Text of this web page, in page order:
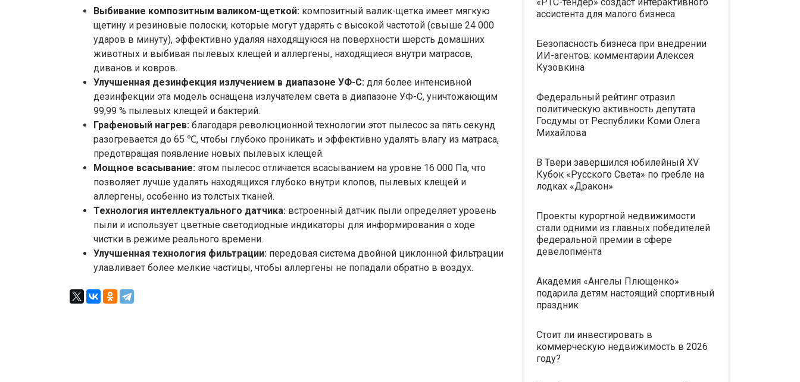
Выбивание композитным валиком-щеткой: композитный валик-щетка имеет мягкую
щетину и резиновые полоски, которые могут ударять с высокой частотой (свыше 24 000
ударов в минуту), эффективно удаляя находящуюся на поверхности шерсть домашних
животных и выбивая пылевых клещей и аллергены, находящиеся внутри матрасов,
диванов и ковров.
Улучшенная дезинфекция излучением в диапазоне УФ-С: для более интенсивной
дезинфекции эта модель оснащена излучателем света в диапазоне УФ-С, уничтожающим
99,99 % пылевых клещей и бактерий.
Графеновый нагрев: благодаря революционной технологии этот пылесос за пять секунд
разогревается до 65 ℃, чтобы глубоко проникать и эффективно удалять влагу из матраса,
предотвращая появление новых пылевых клещей.
Мощное всасывание: этом пылесос отличается всасыванием на уровне 16 000 Па, что
позволяет лучше удалять находящихся глубоко внутри клопов, пылевых клещей и
аллергены, особенно из толстых тканей.
Технология интеллектуального датчика: встроенный датчик пыли определяет уровень
пыли и использует цветные светодиодные индикаторы для информирования о ходе
чистки в режиме реального времени.
Улучшенная технология фильтрации: передовая система двойной циклонной фильтрации
улавливает более мелкие частицы, чтобы аллергены не попадали обратно в воздух.
ассистента для малого бизнеса
Безопасность бизнеса при внедрении
ИИ-агентов: комментарии Алексея
Кузовкина
Федеральный рейтинг отразил
политическую активность депутата
Госдумы от Республики Коми Олега
Михайлова
В Твери завершился юбилейный XV
Кубок «Русского Света» по гребле на
лодках «Дракон»
Проекты курортной недвижимости
стали одними из главных победителей
федеральной премии в сфере
девелопмента
Академия «Ангелы Плющенко»
подарила детям настоящий спортивный
праздник
Стоит ли инвестировать в
коммерческую недвижимость в 2026
году?